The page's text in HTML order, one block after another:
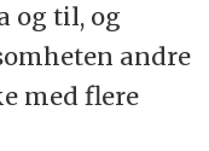
og til, og
andre
med flere